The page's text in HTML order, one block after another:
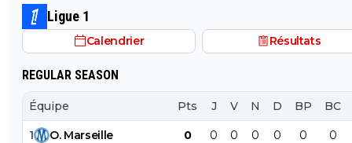
Ligue 1
Calendrier Résultats
REGULAR SEASON
Équipe Pts J V N D BP BC
1 O. Marseille 0 0 0 0 0 0 0